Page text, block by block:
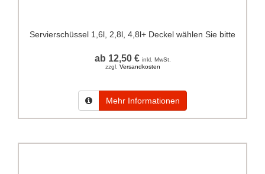
Servierschüssel 1,6l, 2,8l, 4,8l+ Deckel wählen Sie bitte
ab 12,50 € inkl. MwSt.
zzgl. Versandkosten
Mehr Informationen